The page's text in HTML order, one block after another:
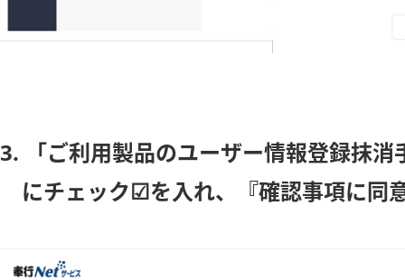
3. 「ご利用製品のユーザー情報登録抹
にチェック☑を入れ、『確認事項に同